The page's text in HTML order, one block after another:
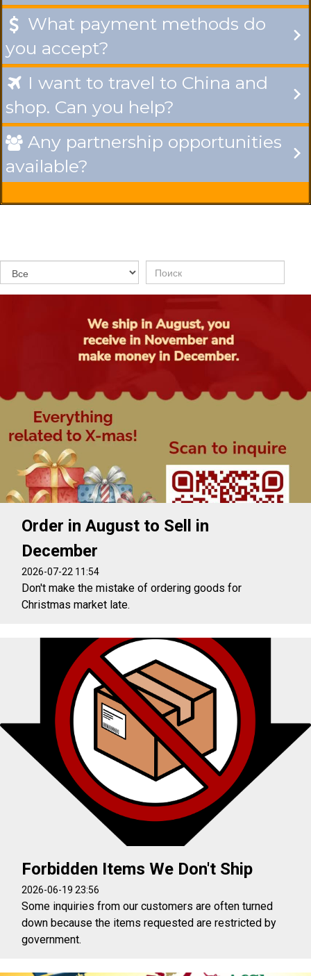
 What payment methods do
you accept?
 I want to travel to China and
shop. Can you help?
 Any partnership opportunities
available?
Order in August to Sell in
December
2026-07-22 11:54
Don't make the mistake of ordering goods for
Christmas market late.
Forbidden Items We Don't Ship
2026-06-19 23:56
Some inquiries from our customers are often turned
down because the items requested are restricted by
government.